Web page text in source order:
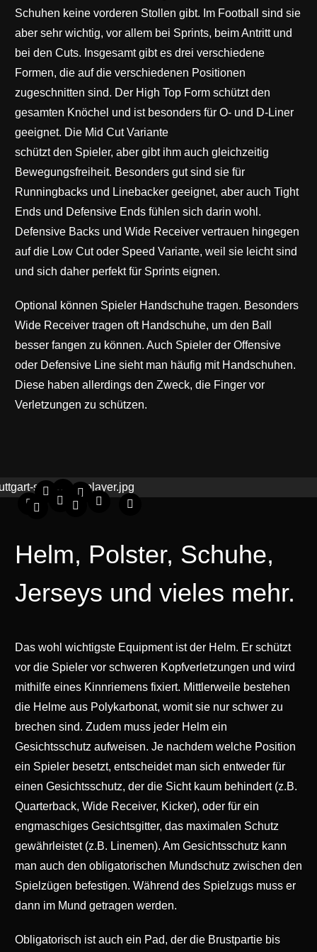
Schuhen keine vorderen Stollen gibt. Im Football sind sie
aber sehr wichtig, vor allem bei Sprints, beim Antritt und
bei den Cuts. Insgesamt gibt es drei verschiedene
Formen, die auf die verschiedenen Positionen
zugeschnitten sind. Der High Top Form schützt den
gesamten Knöchel und ist besonders für O- und D-Liner
geeignet. Die Mid Cut Variante
schützt den Spieler, aber gibt ihm auch gleichzeitig
Bewegungsfreiheit. Besonders gut sind sie für
Runningbacks und Linebacker geeignet, aber auch Tight
Ends und Defensive Ends fühlen sich darin wohl.
Defensive Backs und Wide Receiver vertrauen hingegen
auf die Low Cut oder Speed Variante, weil sie leicht sind
und sich daher perfekt für Sprints eignen.
Optional können Spieler Handschuhe tragen. Besonders
Wide Receiver tragen oft Handschuhe, um den Ball
besser fangen zu können. Auch Spieler der Offensive
oder Defensive Line sieht man häufig mit Handschuhen.
Diese haben allerdings den Zweck, die Finger vor
Verletzungen zu schützen.
Helm, Polster, Schuhe,
Jerseys und vieles mehr.
Das wohl wichtigste Equipment ist der Helm. Er schützt
vor die Spieler vor schweren Kopfverletzungen und wird
mithilfe eines Kinnriemens fixiert. Mittlerweile bestehen
die Helme aus Polykarbonat, womit sie nur schwer zu
brechen sind. Zudem muss jeder Helm ein
Gesichtsschutz aufweisen. Je nachdem welche Position
ein Spieler besetzt, entscheidet man sich entweder für
einen Gesichtsschutz, der die Sicht kaum behindert (z.B.
Quarterback, Wide Receiver, Kicker), oder für ein
engmaschiges Gesichtsgitter, das maximalen Schutz
gewährleistet (z.B. Linemen). Am Gesichtsschutz kann
man auch den obligatorischen Mundschutz zwischen den
Spielzügen befestigen. Während des Spielzugs muss er
dann im Mund getragen werden.
Obligatorisch ist auch ein Pad, der die Brustpartie bis